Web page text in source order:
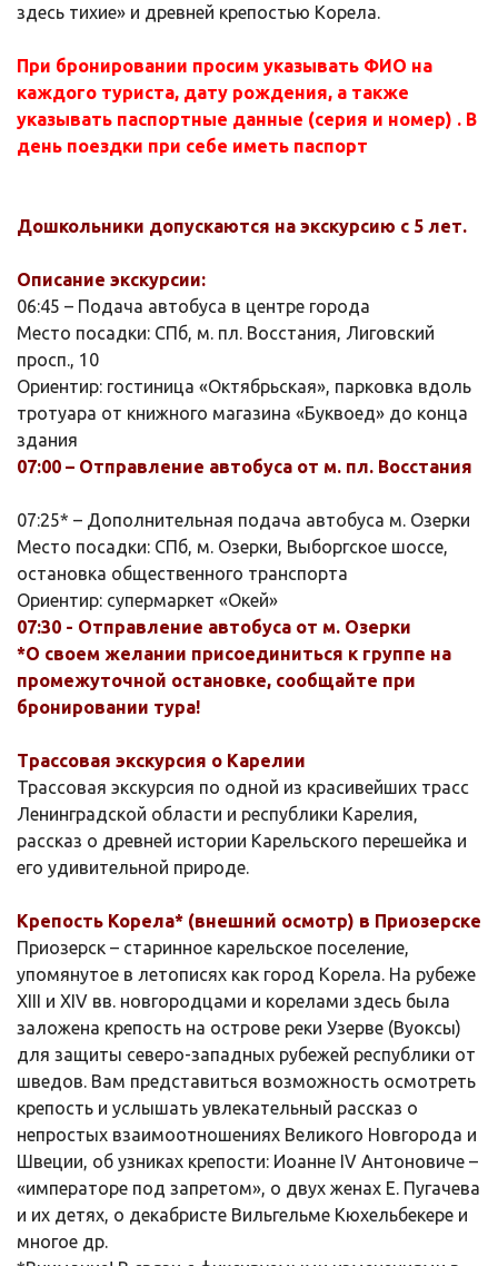
здесь тихие» и древней крепостью Корела.
При бронировании просим указывать ФИО на
каждого туриста, дату рождения, а также
указывать паспортные данные (серия и номер) . В
день поездки при себе иметь паспорт
Дошкольники допускаются на экскурсию с 5 лет.
Описание экскурсии:
06:45 – Подача автобуса в центре города
Место посадки: СПб, м. пл. Восстания, Лиговский
просп., 10
Ориентир: гостиница «Октябрьская», парковка вдоль
тротуара от книжного магазина «Буквоед» до конца
здания
07:00 – Отправление автобуса от м. пл. Восстания
07:25* – Дополнительная подача автобуса м. Озерки
Место посадки: СПб, м. Озерки, Выборгское шоссе,
остановка общественного транспорта
Ориентир: супермаркет «Окей»
07:30 - Отправление автобуса от м. Озерки
*О своем желании присоединиться к группе на
промежуточной остановке, сообщайте при
бронировании тура!
Трассовая экскурсия о Карелии
Трассовая экскурсия по одной из красивейших трасс
Ленинградской области и республики Карелия,
рассказ о древней истории Карельского перешейка и
его удивительной природе.
Крепость Корела* (внешний осмотр) в Приозерске
Приозерск – старинное карельское поселение,
упомянутое в летописях как город Корела. На рубеже
XIII и XIV вв. новгородцами и корелами здесь была
заложена крепость на острове реки Узерве (Вуоксы)
для защиты северо-западных рубежей республики от
шведов. Вам представиться возможность осмотреть
крепость и услышать увлекательный рассказ о
непростых взаимоотношениях Великого Новгорода и
Швеции, об узниках крепости: Иоанне IV Антоновиче –
«императоре под запретом», о двух женах Е. Пугачева
и их детях, о декабристе Вильгельме Кюхельбекере и
многое др.